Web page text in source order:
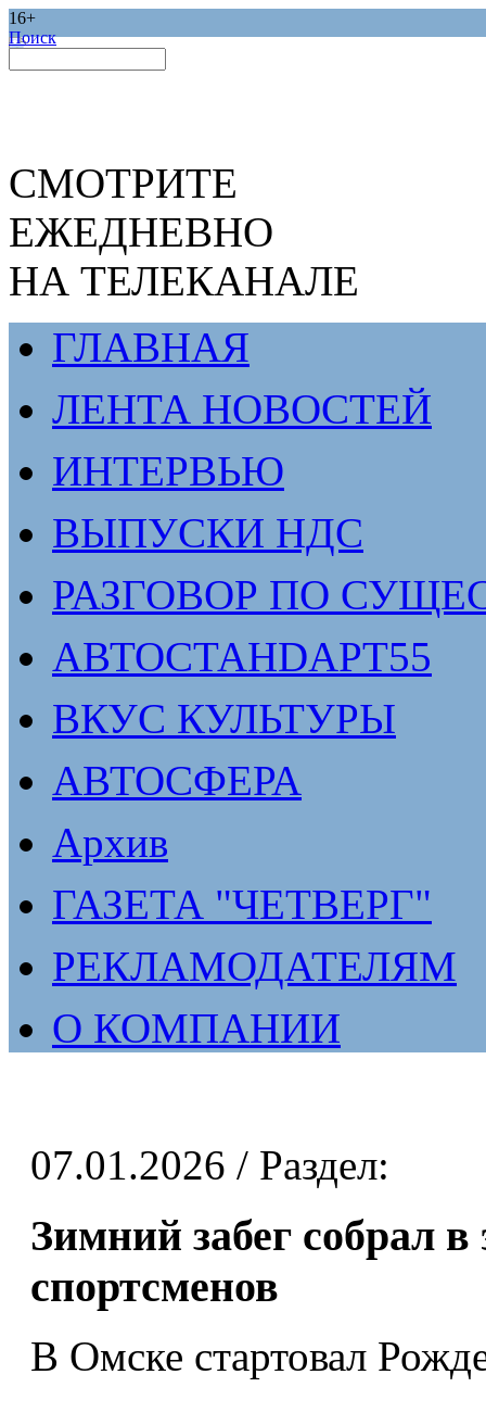
16+
Поиск
СМОТРИТЕ
ЕЖЕДНЕВНО
НА ТЕЛЕКАНАЛЕ
ГЛАВНАЯ
ЛЕНТА НОВОСТЕЙ
ИНТЕРВЬЮ
ВЫПУСКИ НДС
РАЗГОВОР ПО
АВТОСТАНDАРТ55
ВКУС КУЛЬТУРЫ
АВТОСФЕРА
Архив
ГАЗЕТА "ЧЕТВЕРГ"
РЕКЛАМОДАТЕЛЯМ
О КОМПАНИИ
07.01.2026 / Раздел:
Зимний забег собрал
спортсменов
В Омске стартовал